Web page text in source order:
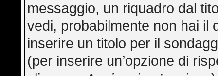
messaggio, un riquadro dal
vedi, probabilmente non hai il
inserire un titolo per il
(per inserire un’opzione di